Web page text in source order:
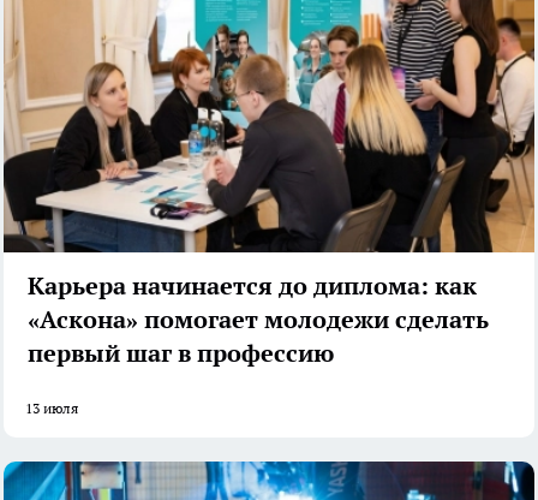
Карьера начинается до диплома: как
«Аскона» помогает молодежи сделать
первый шаг в профессию
13 июля